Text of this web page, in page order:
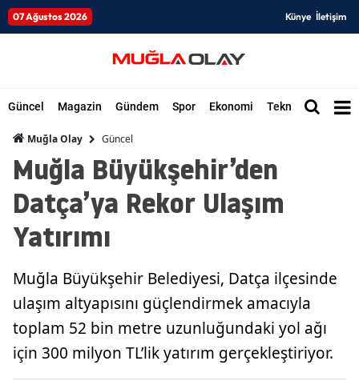
07 Ağustos 2026 Künye İletişim
Güncel Magazin Gündem Spor Ekonomi Teknoloji Dünya
Muğla Olay Güncel
Muğla Büyükşehir’den
Datça’ya Rekor Ulaşım
Yatırımı
Muğla Büyükşehir Belediyesi, Datça ilçesinde
ulaşım altyapısını güçlendirmek amacıyla
toplam 52 bin metre uzunluğundaki yol ağı
için 300 milyon TL’lik yatırım gerçekleştiriyor.